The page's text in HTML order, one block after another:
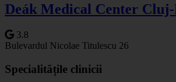
Deák Medical Center Cluj-
3.8
Bulevardul Nicolae Titulescu 26
Specialitățile clinicii